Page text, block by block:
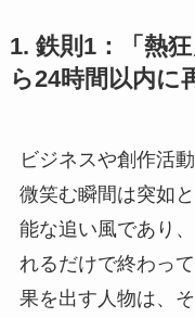
1. 鉄則1：「熱
ら24時間以内に
ビジネスや創作活
微笑む瞬間は突如
能な追い風であり
れるだけで終わっ
果を出す人物は、